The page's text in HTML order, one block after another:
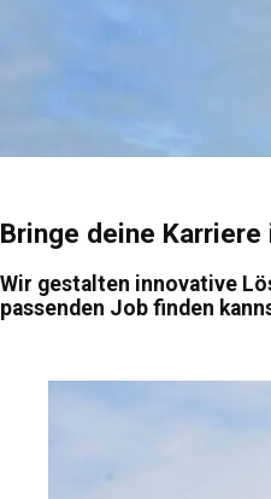
Bringe deine Karriere
Wir gestalten innovative
passenden Job finden